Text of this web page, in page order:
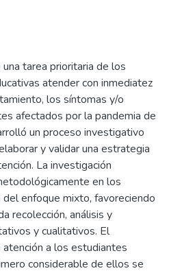
tarea prioritaria de los
atender con inmediatez
los síntomas y/o
afectados por la pandemia de
un proceso investigativo
y validar una estrategia
La investigación
en los
enfoque mixto, favoreciendo
recolección, análisis y
y cualitativos. El
a los estudiantes
considerable de ellos se